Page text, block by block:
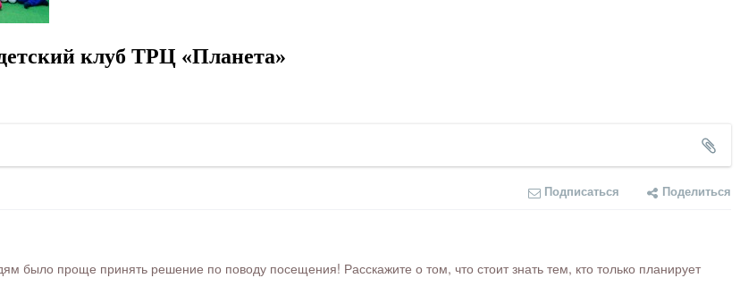
клуб ТРЦ «Планета»
Подписаться Поделиться
было проще принять решение по поводу посещения! Расскажите о том, что стоит знать тем, кто только планирует